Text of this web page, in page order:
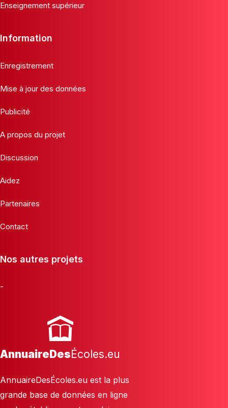
Enseignement supérieur
Information
Enregistrement
Mise à jour des données
Publicité
A propos du projet
Discussion
Aidez
Partenaires
Contact
Nos autres projets
-
AnnuaireDesÉcoles.eu
AnnuaireDesÉcoles.eu est la plus
grande base de données en ligne